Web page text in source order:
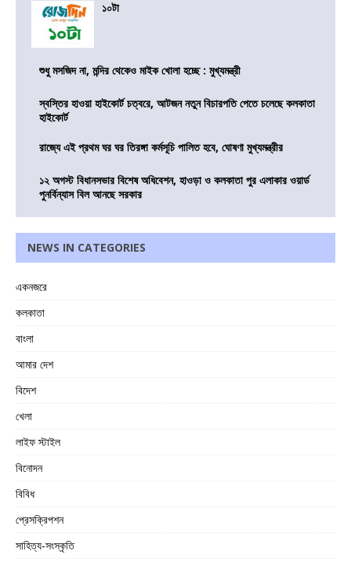
১০টা
শুধু মসজিদ না, মন্দির থেকেও মাইক খোলা হচ্ছে : মুখ্যমন্ত্রী
স্বস্তির হাওয়া হাইকোর্ট চত্বরে, আটজন নতুন বিচারপতি পেতে চলেছে কলকাতা
হাইকোর্ট
রাজ্যে এই প্রথম ঘর ঘর তিরঙ্গা কর্মসূচি পালিত হবে, ঘোষণা মুখ্যমন্ত্রীর
১২ অগস্ট বিধানসভার বিশেষ অধিবেশন, হাওড়া ও কলকাতা পুর এলাকার ওয়ার্ড
পুনর্বিন্যাস বিল আনছে সরকার
NEWS IN CATEGORIES
একনজরে
কলকাতা
বাংলা
আমার দেশ
বিদেশ
খেলা
লাইফ স্টাইল
বিনোদন
বিবিধ
প্রেসক্রিপশন
সাহিত্য-সংস্কৃতি